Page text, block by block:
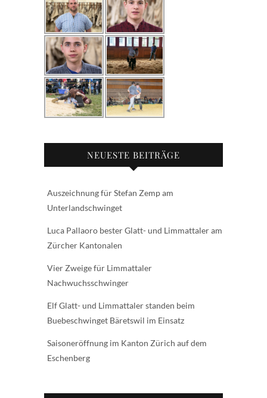
NEUESTE BEITRÄGE
Auszeichnung für Stefan Zemp am
Unterlandschwinget
Luca Pallaoro bester Glatt- und Limmattaler am
Zürcher Kantonalen
Vier Zweige für Limmattaler
Nachwuchsschwinger
Elf Glatt- und Limmattaler standen beim
Buebeschwinget Bäretswil im Einsatz
Saisoneröffnung im Kanton Zürich auf dem
Eschenberg